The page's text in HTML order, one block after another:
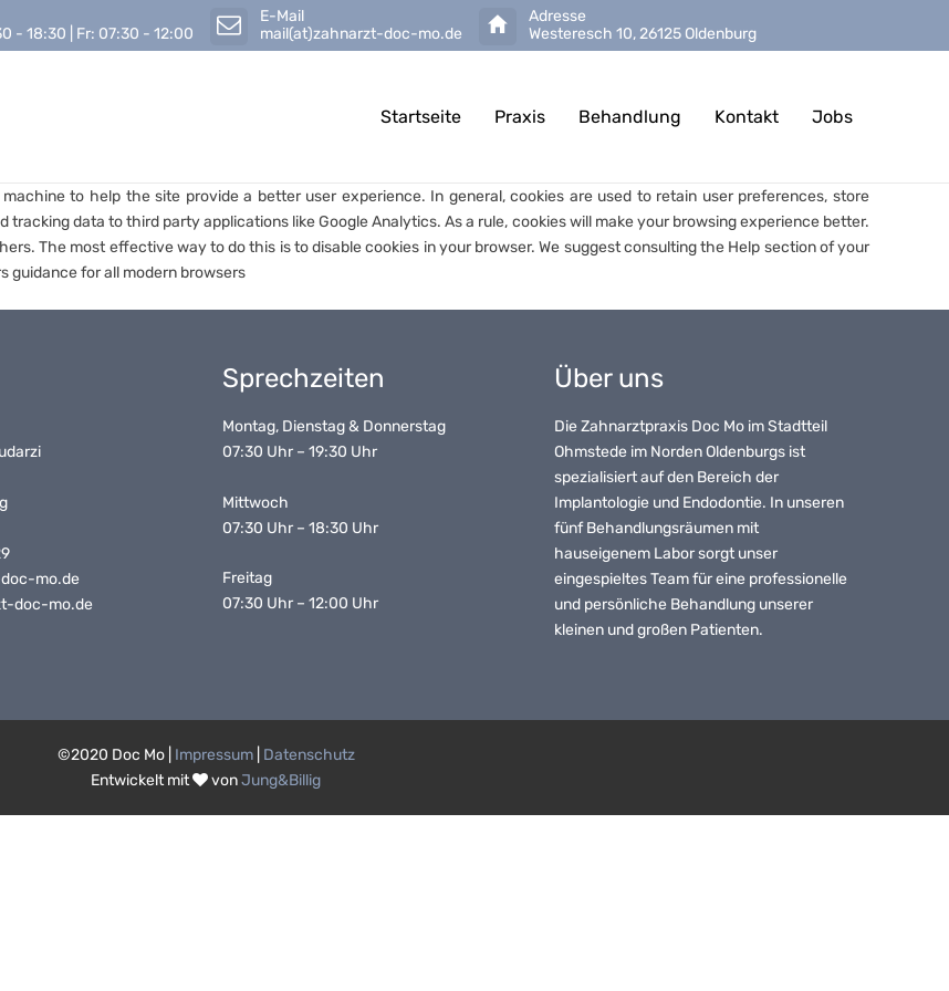
- 18:30 | Fr: 07:30 - 12:00
E-Mail
mail(at)zahnarzt-doc-mo.de
Adresse
Westeresch 10, 26125 Oldenburg
Startseite Praxis Behandlung Kontakt Jobs
to help the site provide a better user experience. In general, cookies are used to retain user preferences, store
data to third party applications like Google Analytics. As a rule, cookies will make your browsing experience better.
The most effective way to do this is to disable cookies in your browser. We suggest consulting the Help section of your
guidance for all modern browsers
mo.de
doc-mo.de
Sprechzeiten
Montag, Dienstag & Donnerstag
07:30 Uhr – 19:30 Uhr
Mittwoch
07:30 Uhr – 18:30 Uhr
Freitag
07:30 Uhr – 12:00 Uhr
Über uns
Die Zahnarztpraxis Doc Mo im Stadtteil
Ohmstede im Norden Oldenburgs ist
spezialisiert auf den Bereich der
Implantologie und Endodontie. In unseren
fünf Behandlungsräumen mit
hauseigenem Labor sorgt unser
eingespieltes Team für eine professionelle
und persönliche Behandlung unserer
kleinen und großen Patienten.
©2020 Doc Mo | Impressum| Datenschutz
Entwickelt mit
vonJung&Billig